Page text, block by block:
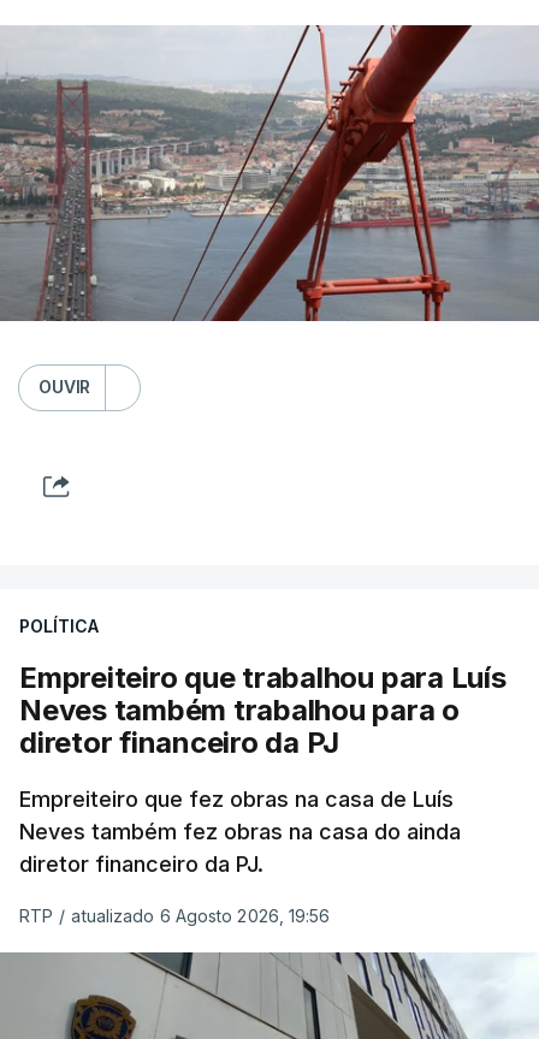
OUVIR
POLÍTICA
Empreiteiro que trabalhou para Luís
Neves também trabalhou para o
diretor financeiro da PJ
Empreiteiro que fez obras na casa de Luís
Neves também fez obras na casa do ainda
diretor financeiro da PJ.
RTP / atualizado 6 Agosto 2026, 19:56